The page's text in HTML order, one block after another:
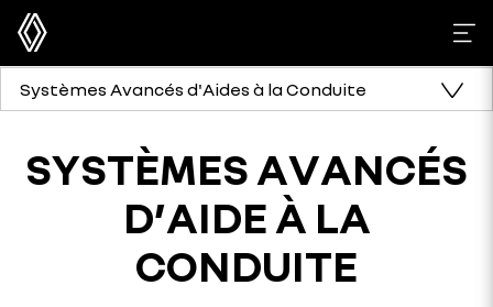
Systèmes Avancés d'Aides à la Conduite
SYSTÈMES AVANCÉS
D’AIDE À LA
CONDUITE